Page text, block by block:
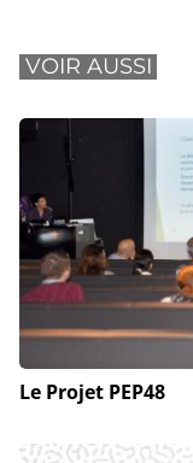
VOIR AUSSI
Le Projet PEP48